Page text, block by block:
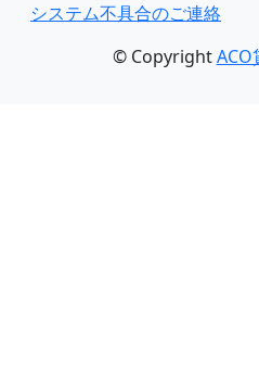
システム不具合のご連絡
© CopyrightACO